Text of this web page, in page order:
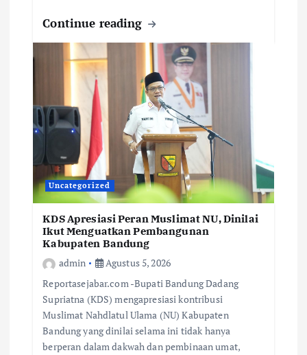
Continue reading
Uncategorized
KDS Apresiasi Peran Muslimat NU, Dinilai
Ikut Menguatkan Pembangunan
Kabupaten Bandung
admin
Agustus 5, 2026
Reportasejabar.com -Bupati Bandung Dadang
Supriatna (KDS) mengapresiasi kontribusi
Muslimat Nahdlatul Ulama (NU) Kabupaten
Bandung yang dinilai selama ini tidak hanya
berperan dalam dakwah dan pembinaan umat,